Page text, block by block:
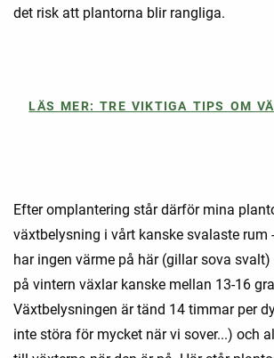
det risk att plantorna blir rangliga.
LÄS MER: TRE VIKTIGA TIPS OM
Efter omplantering står därför mina
växtbelysning i vårt kanske svalaste rum
har ingen värme på här (gillar sova
på vintern växlar kanske mellan 13-16
Växtbelysningen är tänd 14 timmar per
inte störa för mycket när vi sover...) och